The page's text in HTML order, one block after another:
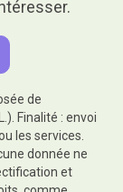
de
Finalité : envoi
les services.
donnée ne
et